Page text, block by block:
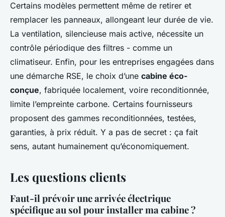
Certains modèles permettent même de retirer et
remplacer les panneaux, allongeant leur durée de vie.
La ventilation, silencieuse mais active, nécessite un
contrôle périodique des filtres - comme un
climatiseur. Enfin, pour les entreprises engagées dans
une démarche RSE, le choix d’une cabine éco-
conçue, fabriquée localement, voire reconditionnée,
limite l’empreinte carbone. Certains fournisseurs
proposent des gammes reconditionnées, testées,
garanties, à prix réduit. Y a pas de secret : ça fait
sens, autant humainement qu’économiquement.
Les questions clients
Faut-il prévoir une arrivée électrique
spécifique au sol pour installer ma cabine ?